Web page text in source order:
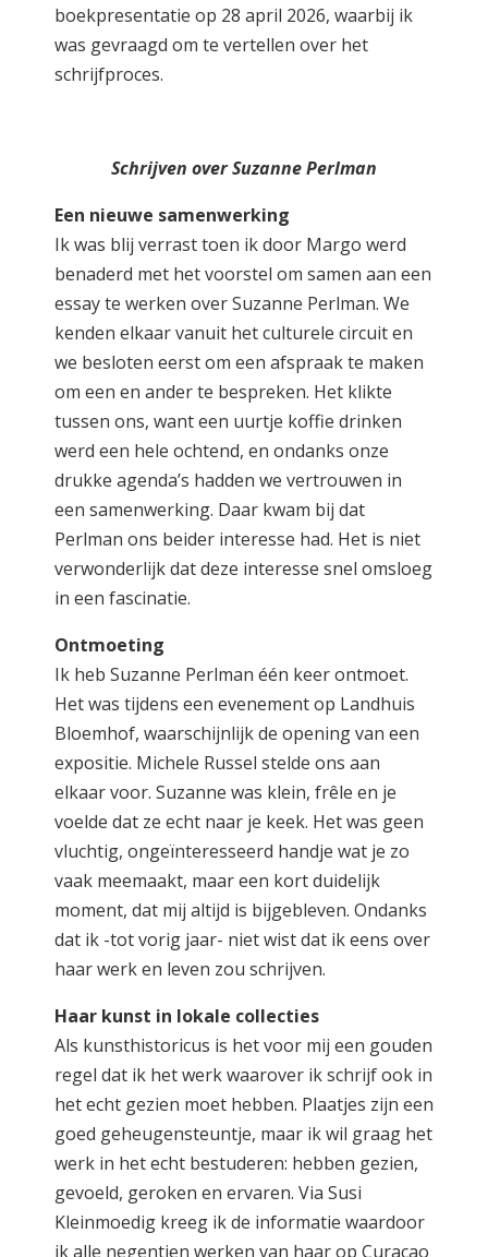
boekpresentatie op 28 april 2026, waarbij ik
was gevraagd om te vertellen over het
schrijfproces.
Schrijven over Suzanne Perlman
Een nieuwe samenwerking
Ik was blij verrast toen ik door Margo werd
benaderd met het voorstel om samen aan een
essay te werken over Suzanne Perlman. We
kenden elkaar vanuit het culturele circuit en
we besloten eerst om een afspraak te maken
om een en ander te bespreken. Het klikte
tussen ons, want een uurtje koffie drinken
werd een hele ochtend, en ondanks onze
drukke agenda’s hadden we vertrouwen in
een samenwerking. Daar kwam bij dat
Perlman ons beider interesse had. Het is niet
verwonderlijk dat deze interesse snel omsloeg
in een fascinatie.
Ontmoeting
Ik heb Suzanne Perlman één keer ontmoet.
Het was tijdens een evenement op Landhuis
Bloemhof, waarschijnlijk de opening van een
expositie. Michele Russel stelde ons aan
elkaar voor. Suzanne was klein, frêle en je
voelde dat ze echt naar je keek. Het was geen
vluchtig, ongeïnteresseerd handje wat je zo
vaak meemaakt, maar een kort duidelijk
moment, dat mij altijd is bijgebleven. Ondanks
dat ik -tot vorig jaar- niet wist dat ik eens over
haar werk en leven zou schrijven.
Haar kunst in lokale collecties
Als kunsthistoricus is het voor mij een gouden
regel dat ik het werk waarover ik schrijf ook in
het echt gezien moet hebben. Plaatjes zijn een
goed geheugensteuntje, maar ik wil graag het
werk in het echt bestuderen: hebben gezien,
gevoeld, geroken en ervaren. Via Susi
Kleinmoedig kreeg ik de informatie waardoor
ik alle negentien werken van haar op Curaçao